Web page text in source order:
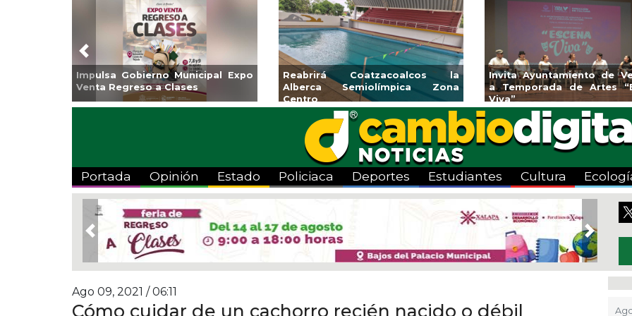
Aplicará CMAS el Programa de
Tandeo durante agosto
Guarniciones y banquetas para la
colonia El Mango en Pánuco
Emprendedores de Xalapa
exponen en Mercadito
Bicentenario
Previous
Portada Opinión Estado Policiaca Deportes Estudiantes Cultura
Previous Next
Ago 09, 2021 / 06:11
Cómo cuidar de un cachorro recién nacido o débil